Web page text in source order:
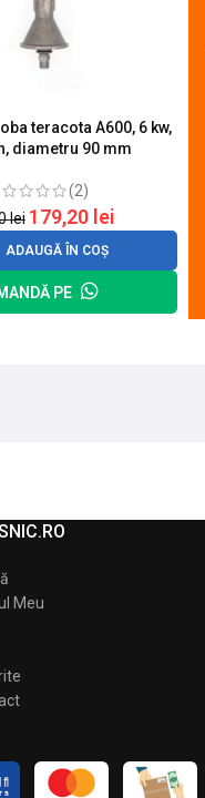
teracota A600, 6 kw,
diametru 90 mm
(2)
lei 179,20 lei
ADAUGĂ ÎN COȘ
PE
Meu